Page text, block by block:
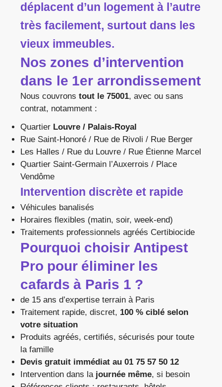
déplacent d’un logement à l’autre
très facilement, surtout dans les
vieux immeubles.
Nos zones d’intervention
dans le 1er arrondissement
Nous couvrons tout le 75001, avec ou sans
contrat, notamment :
Quartier Louvre / Palais-Royal
Rue Saint-Honoré / Rue de Rivoli / Rue Berger
Les Halles / Rue du Louvre / Rue Étienne Marcel
Quartier Saint-Germain l’Auxerrois / Place
Vendôme
Intervention discrète et rapide
Véhicules banalisés
Horaires flexibles (matin, soir, week-end)
Traitements professionnels agréés Certibiocide
Pourquoi choisir Antipest
Pro pour éliminer les
cafards à Paris 1 ?
de 15 ans d’expertise terrain à Paris
Traitement rapide, discret, 100 % ciblé selon
votre situation
Produits agréés, certifiés, sécurisés pour toute
la famille
Devis gratuit immédiat au 01 75 57 50 12
Intervention dans la journée même, si besoin